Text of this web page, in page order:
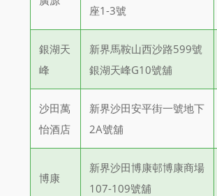
座1-3號
銀湖天
峰
新界馬鞍山西沙路599號
銀湖天峰G10號舖
沙田萬
怡酒店
新界沙田安平街一號地下
2A號舖
博康
新界沙田博康邨博康商場
107-109號舖